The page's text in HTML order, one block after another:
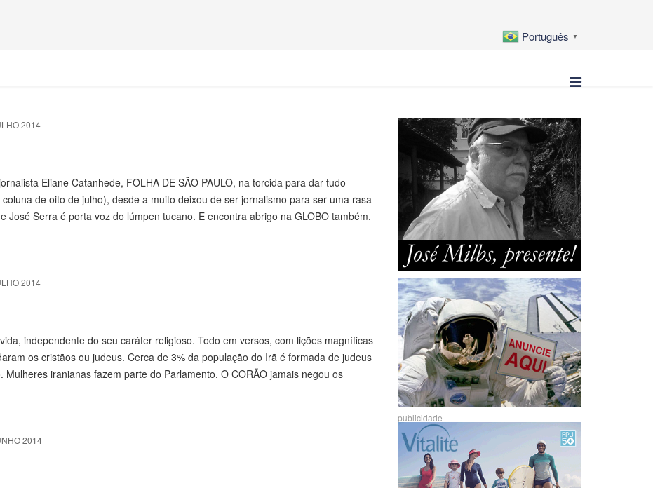
Português ▼
2014
Eliane Catanhede, FOLHA DE SÃO PAULO, na torcida para dar tudo
de oito de julho), desde a muito deixou de ser jornalismo para ser uma rasa
José Serra é porta voz do lúmpen tucano. E encontra abrigo na GLOBO também.
2014
independente do seu caráter religioso. Todo em versos, com lições magníficas
os cristãos ou judeus. Cerca de 3% da população do Irã é formada de judeus
iranianas fazem parte do Parlamento. O CORÃO jamais negou os
2014
publicidade